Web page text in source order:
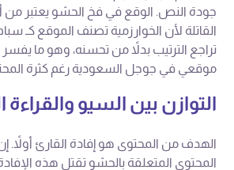
جودة النص. الوقع في فخ الحشو يعتبر من
القاتلة لأن الخوارزمية تصنف الموقع كـ
تراجع الترتيب بدلاً من تحسنه، وهو ما يفسر
موقعي في جوجل السعودية رغم كثرة
التوازن بين السيو والقراءة
الهدف من المحتوى هو إفادة القارئ أولاً.
المحتوى المتعلقة بالحشو تقتل هذه